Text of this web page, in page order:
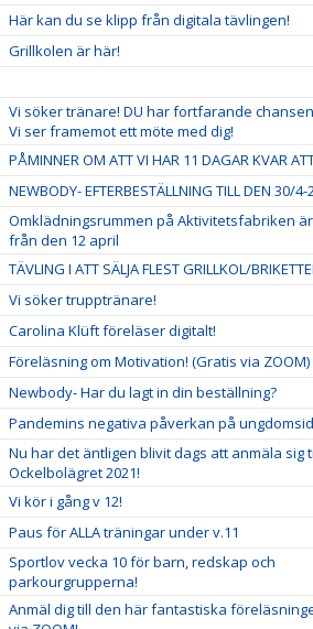
Här kan du se klipp från digitala tävlingen!
Grillkolen är här!
Vi söker tränare! DU har fortfarande
Vi ser framemot ett möte med dig!
PÅMINNER OM ATT VI HAR 11 DAGAR KVAR
NEWBODY- EFTERBESTÄLLNING TILL DEN 30/4-
Omklädningsrummen på Aktivitetsfabriken
från den 12 april
TÄVLING I ATT SÄLJA FLEST GRILLKOL/
Vi söker trupptränare!
Carolina Klüft föreläser digitalt!
Föreläsning om Motivation! (Gratis via ZOOM)
Newbody- Har du lagt in din beställning?
Pandemins negativa påverkan på
Nu har det äntligen blivit dags att anmäla sig
Ockelbolägret 2021!
Vi kör i gång v 12!
Paus för ALLA träningar under v.11
Sportlov vecka 10 för barn, redskap och
parkourgrupperna!
Anmäl dig till den här fantastiska